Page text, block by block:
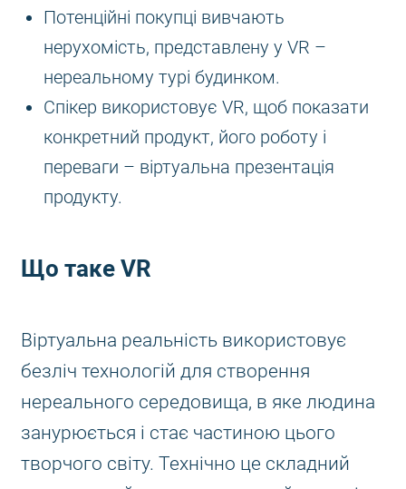
Потенційні покупці вивчають
нерухомість, представлену у VR –
нереальному турі будинком.
Спікер використовує VR, щоб показати
конкретний продукт, його роботу і
переваги – віртуальна презентація
продукту.
Що таке VR
Віртуальна реальність використовує
безліч технологій для створення
нереального середовища, в яке людина
занурюється і стає частиною цього
творчого світу. Технічно це складний